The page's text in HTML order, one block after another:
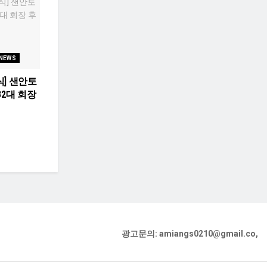
] 샌안토
대 회장
광고문의: amiangs0210@gmail.co,